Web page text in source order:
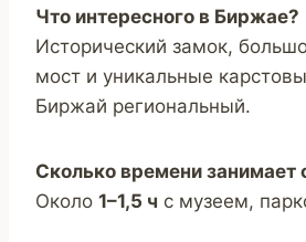
Что интересного в Биржае?
Исторический замок,
мост и уникальные
Биржай региональный.
Сколько времени занимает
Около 1–1,5 ч с музеем,